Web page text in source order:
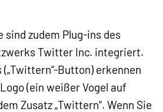
sind zudem Plug-ins des
Twitter Inc. integriert.
Button) erkennen
(ein weißer Vogel auf
Zusatz „Twittern“. Wenn Sie